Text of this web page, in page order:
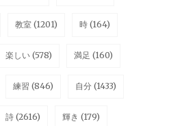
教室 (1201) 時 (164)
楽しい (578) 満足 (160)
練習 (846) 自分 (1433)
詩 (2616) 輝き (179)